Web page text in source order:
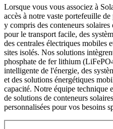
Lorsque vous vous associez à
accès à notre vaste portefeuille
y compris des conteneurs
pour le transport facile, des
des centrales électriques mobiles
sites isolés. Nos solutions
phosphate de fer lithium
intelligente de l'énergie, des
et des solutions énergétiques
capacité. Notre équipe technique
de solutions de conteneurs
personnalisées pour vos besoins